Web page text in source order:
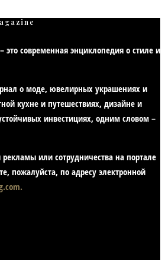
современная энциклопедия о стиле и
о моде, ювелирных украшениях и
кухне и путешествиях, дизайне и
инвестициях, одним словом –
или сотрудничества на портале
пожалуйста, по адресу электронной